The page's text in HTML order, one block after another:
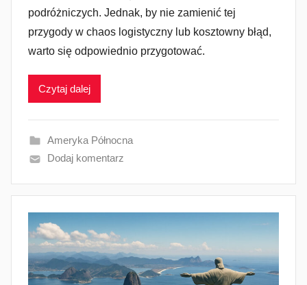
podróżniczych. Jednak, by nie zamienić tej
przygody w chaos logistyczny lub kosztowny błąd,
warto się odpowiednio przygotować.
Czytaj dalej
Ameryka Północna
Dodaj komentarz